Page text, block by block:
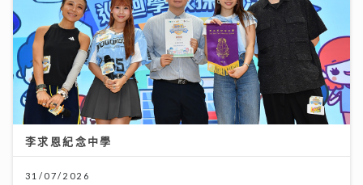
李求恩紀念中學
31/07/2026